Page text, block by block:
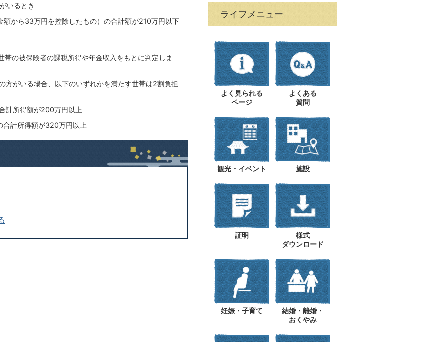
いるとき
から33万円を控除したもの）の合計額が210万円以下
の被保険者の課税所得や年金収入をもとに判定しま
方がいる場合、以下のいずれかを満たす世帯は2割負担
計所得額が200万円以上
合計所得額が320万円以上
ライフメニュー
よく見られる
ページ
よくある
質問
観光・イベント 施設
証明
様式
ダウンロード
妊娠・子育て
結婚・離婚・
おくやみ